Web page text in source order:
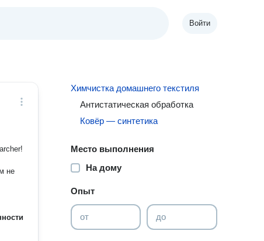
Войти
Химчистка домашнего текстиля
Антистатическая обработка
Ковёр — синтетика
Место выполнения
На дому
Опыт
от до